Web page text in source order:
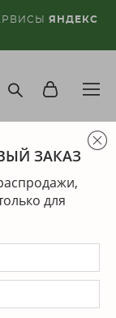
ЯНДЕКС
ЗАКАЗ
для